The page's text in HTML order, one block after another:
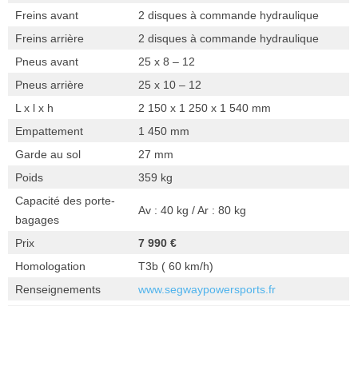
Freins avant
2 disques à commande hydraulique
Freins arrière
2 disques à commande hydraulique
Pneus avant
25 x 8 – 12
Pneus arrière
25 x 10 – 12
L x l x h
2 150 x 1 250 x 1 540 mm
Empattement
1 450 mm
Garde au sol
27 mm
Poids
359 kg
Capacité des porte-
bagages
Av : 40 kg / Ar : 80 kg
Prix
7 990 €
Homologation
T3b ( 60 km/h)
Renseignements
www.segwaypowersports.fr